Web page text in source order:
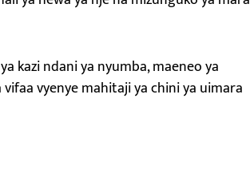
kazi ndani ya nyumba, maeneo ya
vyenye mahitaji ya chini ya uimara